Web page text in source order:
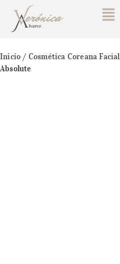
Inicio / Cosmética Coreana Facial
Absolute